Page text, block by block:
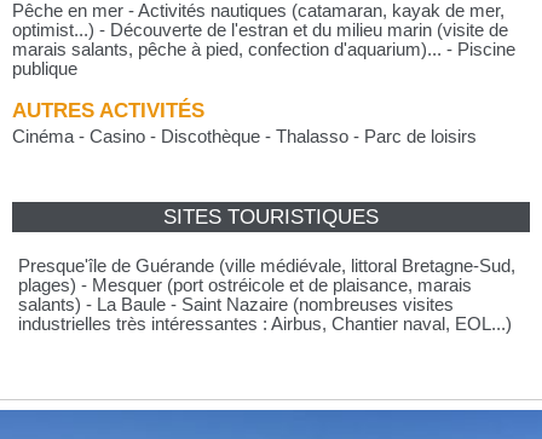
Pêche en mer - Activités nautiques (catamaran, kayak de mer,
optimist...) - Découverte de l'estran et du milieu marin (visite de
marais salants, pêche à pied, confection d'aquarium)... - Piscine
publique
AUTRES ACTIVITÉS
Cinéma - Casino - Discothèque - Thalasso - Parc de loisirs
SITES TOURISTIQUES
Presque'île de Guérande (ville médiévale, littoral Bretagne-Sud,
plages) - Mesquer (port ostréicole et de plaisance, marais
salants) - La Baule - Saint Nazaire (nombreuses visites
industrielles très intéressantes : Airbus, Chantier naval, EOL...)